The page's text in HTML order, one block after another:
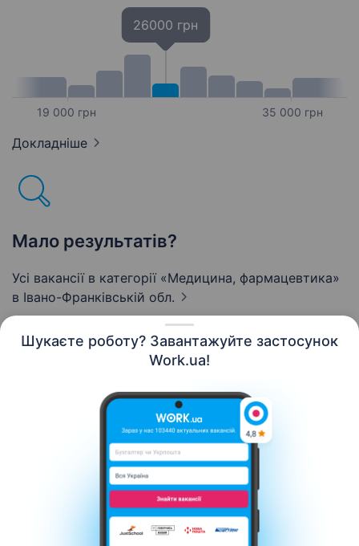
Шукаєте роботу? Завантажуйте застосунок
Work.ua!
19 000 грн
26000 грн
35 000 грн
Докладніше
Мало результатів?
Усі вакансії в категорії «Медицина, фармацевтика»
в Івано-Франківській обл.
Контакти Про нас
Кар’єра
Допомога Умови використання